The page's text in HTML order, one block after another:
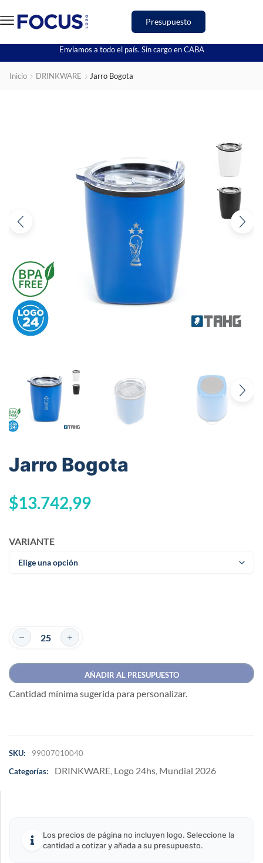
Presupuesto
Enviamos a todo el país. Sin cargo en CABA
Inicio DRINKWARE Jarro Bogota
Jarro Bogota
$13.742,99
VARIANTE
AÑADIR AL PRESUPUESTO
Cantidad mínima sugerida para personalizar.
SKU:
99007010040
Categorías:
DRINKWARE, Logo 24hs, Mundial 2026
Los precios de página no incluyen logo. Seleccione la
cantidad a cotizar y añada a su presupuesto.